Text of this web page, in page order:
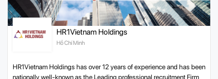
HR1Vietnam Holdings
Hồ Chí Minh
HR1Vietnam Holdings has over 12 years of experience and has been
nationally well-known as the Leading professional recruitment Firm